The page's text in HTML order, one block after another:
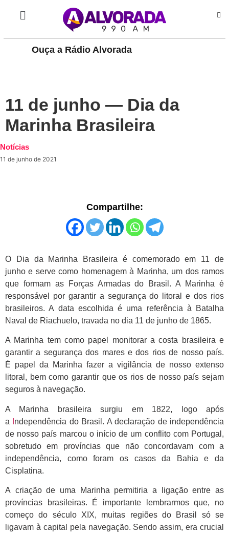
Ouça a Rádio Alvorada
11 de junho — Dia da
Marinha Brasileira
Notícias
11 de junho de 2021
Compartilhe:
O Dia da Marinha Brasileira é comemorado em 11 de
junho e serve como homenagem à Marinha, um dos ramos
que formam as Forças Armadas do Brasil. A Marinha é
responsável por garantir a segurança do litoral e dos rios
brasileiros. A data escolhida é uma referência à Batalha
Naval de Riachuelo, travada no dia 11 de junho de 1865.
A Marinha tem como papel monitorar a costa brasileira e
garantir a segurança dos mares e dos rios de nosso país.
É papel da Marinha fazer a vigilância de nosso extenso
litoral, bem como garantir que os rios de nosso país sejam
seguros à navegação.
A Marinha brasileira surgiu em 1822, logo após
a
ndependência do Brasil. A declaração de independência
de nosso país marcou o início de um conflito com Portugal,
sobretudo em províncias que não concordavam com a
independência, como foram os casos da Bahia e da
Cisplatina.
A criação de uma Marinha permitiria a ligação entre as
províncias brasileiras. É importante lembrarmos que, no
começo do século XIX, muitas regiões do Brasil só se
ligavam à capital pela navegação. Sendo assim, era crucial